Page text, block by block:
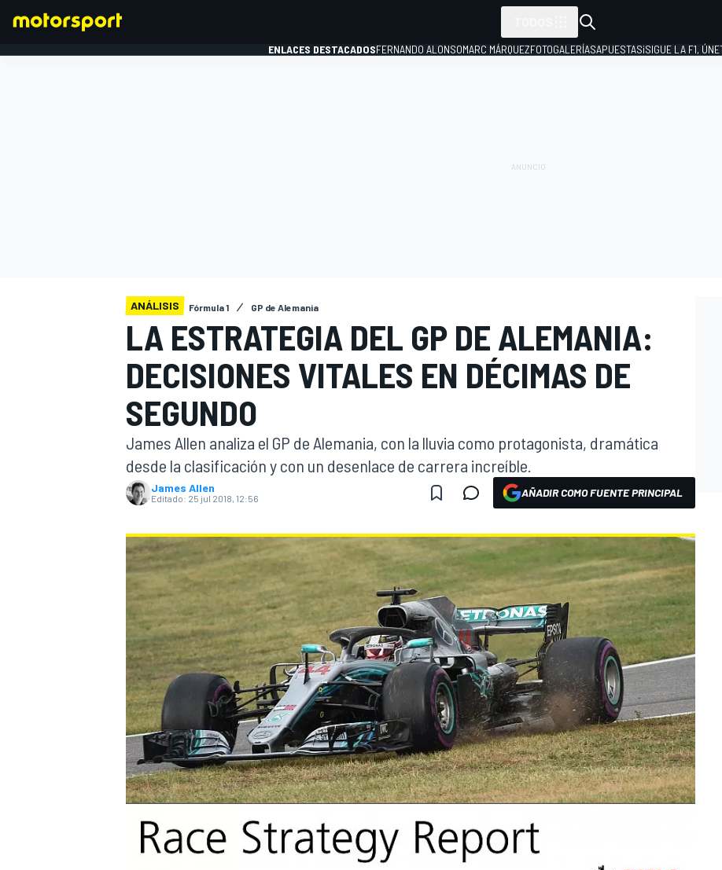
WEC FÓRMULA E
ENLACES DESTACADOSFERNANDO ALONSOMARC MÁRQUEZFOTOGALERÍASAPUESTAS¡SIGUE LA F1,
ANÁLISIS Fórmula 1 GP de Alemania
LA ESTRATEGIA DEL GP DE ALEMANIA:
DECISIONES VITALES EN DÉCIMAS DE
SEGUNDO
James Allen analiza el GP de Alemania, con la lluvia como protagonista, dramática
desde la clasificación y con un desenlace de carrera increíble.
James Allen
Editado: 25 jul 2018, 12:56 AÑADIR COMO FUENTE PRINCIPAL